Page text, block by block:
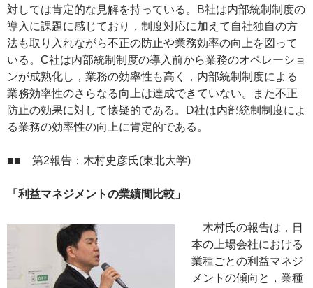
対しては肯定的な見解を持っている。B社は内部統制制度の
導入に課題に感じており，制度対応に加えて自社独自の方
法も取り入れながら不正の防止や業務効率の向上を図って
いる。C社は内部統制制度の導入前から業務のオペレーショ
ンが成熟化し，業務の効率性も高く，内部統制制度による
業務効率性のさらなる向上は達成できていない。また不正
防止の効果に対して懐疑的である。D社は内部統制制度によ
る業務の効率性の向上に肯定的である。
■■ 第2報告：木村史彦氏(東北大学)
「利益マネジメントの業績間比較」
木村氏の報告は，日
本の上場会社における
業種ごとの利益マネジ
メントの傾向と，業種